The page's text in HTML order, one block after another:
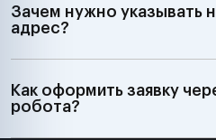
Зачем нужно указывать
адрес?
Как оформить заявку
робота?